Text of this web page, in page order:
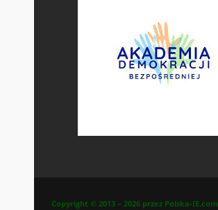
Copyright © 2013 – 2026 przez Polska-IE.com